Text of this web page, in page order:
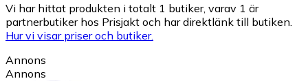
Vi har hittat produkten i totalt 1 butiker, varav 1 är
partnerbutiker hos Prisjakt och har direktlänk till butiken.
Hur vi visar priser och butiker.
Annons
Annons